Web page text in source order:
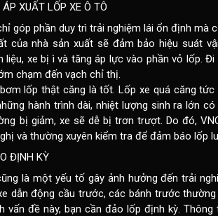
XUẤT LỐP XE Ô TÔ
góp phần duy trì trải nghiệm lái ổn định mà
của nhà sản xuất sẽ đảm bảo hiệu suát
liệu, xe bị ì và tăng áp lực vào phần vỏ lốp.
chạm đến vạch chỉ thị.
lốp thật căng là tốt. Lốp xe quá căng
hành trình dài, nhiệt lượng sinh ra lớn
bị giảm, xe sẽ dễ bị trơn trượt. Do đó,
và thường xuyên kiểm tra để đảm báo lốp
ĐỊNH KỲ
là một yếu tố gây ảnh hưởng đến trải
dẫn động cầu trước, các bánh trước
vấn đề này, bạn cần đảo lốp định kỳ.